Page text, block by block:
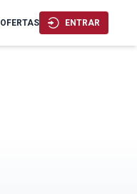
OFERTAS ENTRAR